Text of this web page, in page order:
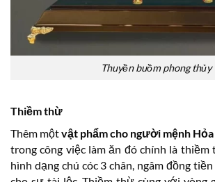
Thuyền buồm phong thủy
Thiềm thừ
Thêm mộtvật phẩm cho người mệnh Hỏa
trong công việc làm ăn đó chính là
hình dạng chú cóc 3 chân, ngâm đồng